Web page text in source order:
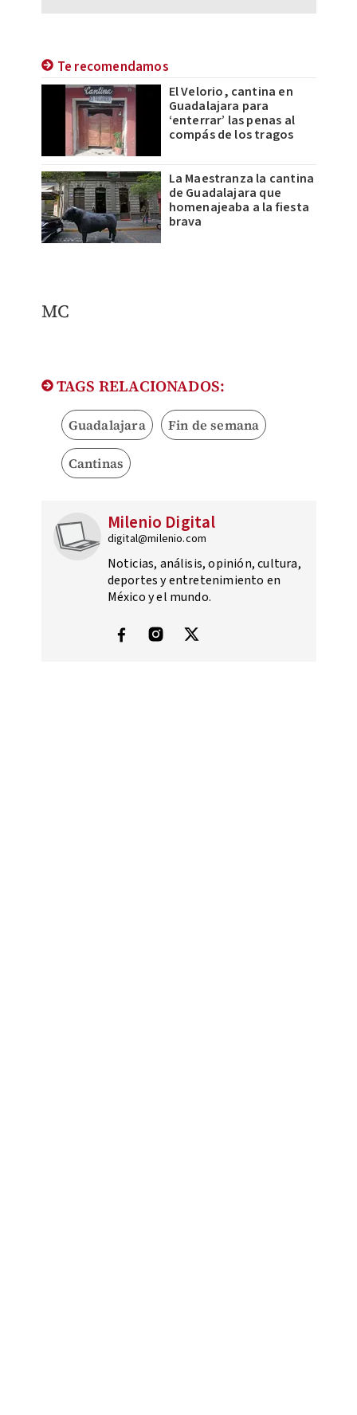
Te recomendamos
El Velorio, cantina en
Guadalajara para
‘enterrar’ las penas al
compás de los tragos
La Maestranza la cantina
de Guadalajara que
homenajeaba a la fiesta
brava
MC
TAGS RELACIONADOS:
Guadalajara Fin de semana
Cantinas
Milenio Digital
digital@milenio.com
Noticias, análisis, opinión, cultura,
deportes y entretenimiento en
México y el mundo.